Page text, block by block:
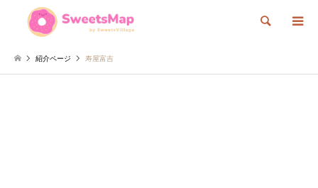
検索
紹介ページ 寿屋富吉